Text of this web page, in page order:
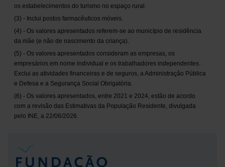
os estabelecimentos do turismo no espaço rural.
(3) - Inclui postos farmacêuticos móveis.
(4) - Os valores apresentados referem-se ao município de residência
da mãe (e não de nascimento da criança).
(5) - Os valores apresentados consideram as empresas, os
empresários em nome individual e os trabalhadores independentes.
Exclui as atividades financeiras e de seguros, a Administração Pública
e Defesa e a Segurança Social Obrigatória.
(6) - Os valores apresentados, entre 2021 e 2024, estão de acordo
com a revisão das Estimativas da População Residente, divulgada
pelo INE, a 22/06/2026.